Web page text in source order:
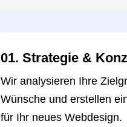
01. Strategie &
Wir analysieren Ihre
Wünsche und erstellen
für Ihr neues Webdesign.